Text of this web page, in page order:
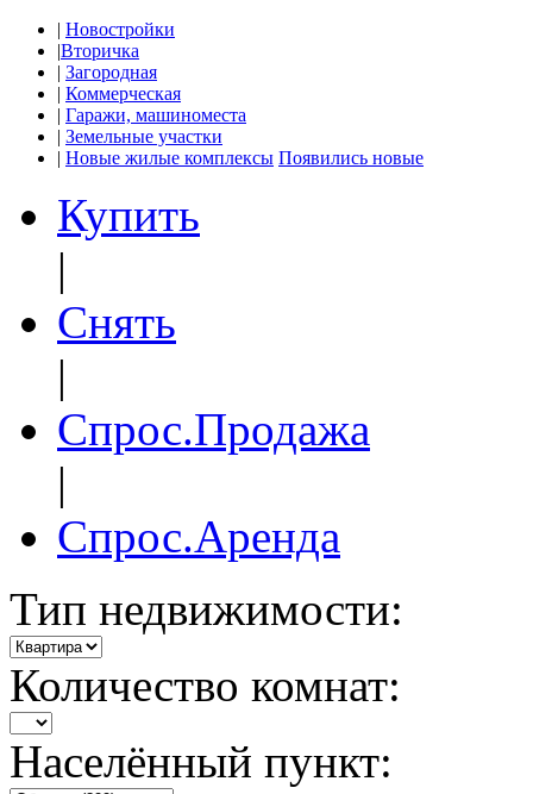
| Новостройки
|Вторичка
| Загородная
| Коммерческая
| Гаражи, машиноместа
| Земельные участки
| Новые жилые комплексы Появились новые
Купить
|
Снять
|
Спрос.Продажа
|
Спрос.Аренда
Тип недвижимости:
Количество комнат:
Населённый пункт: